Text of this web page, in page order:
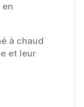
à chaud
et leur